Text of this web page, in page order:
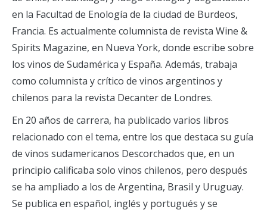
en la Facultad de Enología de la ciudad de Burdeos,
Francia. Es actualmente columnista de revista Wine &
Spirits Magazine, en Nueva York, donde escribe sobre
los vinos de Sudamérica y España. Además, trabaja
como columnista y crítico de vinos argentinos y
chilenos para la revista Decanter de Londres.
En 20 años de carrera, ha publicado varios libros
relacionado con el tema, entre los que destaca su guía
de vinos sudamericanos Descorchados que, en un
principio calificaba solo vinos chilenos, pero después
se ha ampliado a los de Argentina, Brasil y Uruguay.
Se publica en español, inglés y portugués y se